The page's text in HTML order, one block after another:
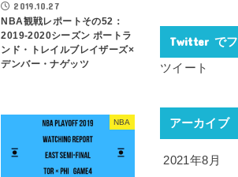
2019.10.27
NBA観戦レポートその52：
2019-2020シーズン ポートラ
ンド・トレイルブレイザーズ×
デンバー・ナゲッツ
NBA
Twitter で
ツイート
アーカイブ
2021年8月